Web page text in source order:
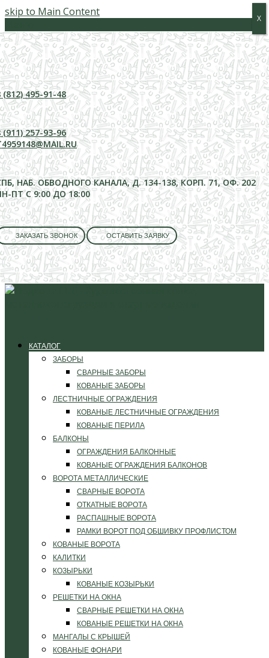
skip to Main Content
(812) 495-91-48
(911) 257-93-96
НАБ. ОБВОДНОГО КАНАЛА, Д. 134-138, КОРП. 71, ОФ. 202
ПТ С 9:00 ДО 18:00
ЗАКАЗАТЬ ЗВОНОК ОСТАВИТЬ ЗАЯВКУ
КАТАЛОГ
ЗАБОРЫ
СВАРНЫЕ ЗАБОРЫ
КОВАНЫЕ ЗАБОРЫ
ЛЕСТНИЧНЫЕ ОГРАЖДЕНИЯ
КОВАНЫЕ ЛЕСТНИЧНЫЕ ОГРАЖДЕНИЯ
КОВАНЫЕ ПЕРИЛА
БАЛКОНЫ
ОГРАЖДЕНИЯ БАЛКОННЫЕ
КОВАНЫЕ ОГРАЖДЕНИЯ БАЛКОНОВ
ВОРОТА МЕТАЛЛИЧЕСКИЕ
СВАРНЫЕ ВОРОТА
ОТКАТНЫЕ ВОРОТА
РАСПАШНЫЕ ВОРОТА
РАМКИ ВОРОТ ПОД ОБШИВКУ ПРОФЛИСТОМ
КОВАНЫЕ ВОРОТА
КАЛИТКИ
КОЗЫРЬКИ
КОВАНЫЕ КОЗЫРЬКИ
РЕШЕТКИ НА ОКНА
СВАРНЫЕ РЕШЕТКИ НА ОКНА
КОВАНЫЕ РЕШЕТКИ НА ОКНА
МАНГАЛЫ С КРЫШЕЙ
КОВАНЫЕ ФОНАРИ
Х
Х